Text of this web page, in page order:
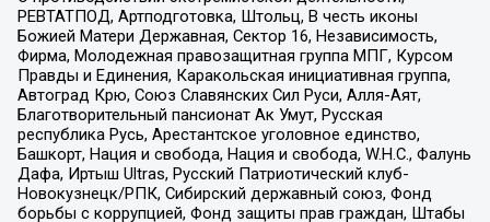
РЕВТАТПОД, Артподготовка, Штольц, В честь иконы
Божией Матери Державная, Сектор 16, Независимость,
Фирма, Молодежная правозащитная группа МПГ, Курсом
Правды и Единения, Каракольская инициативная группа,
Автоград Крю, Союз Славянских Сил Руси, Алля-Аят,
Благотворительный пансионат Ак Умут, Русская
республика Русь, Арестантское уголовное единство,
Башкорт, Нация и свобода, Нация и свобода, W.H.С., Фалунь
Дафа, Иртыш Ultras, Русский Патриотический клуб-
Новокузнецк/РПК, Сибирский державный союз, Фонд
борьбы с коррупцией, Фонд защиты прав граждан, Штабы